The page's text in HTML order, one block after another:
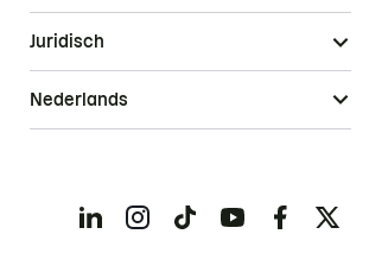
Juridisch
Nederlands